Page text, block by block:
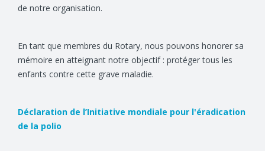
de notre organisation.
En tant que membres du Rotary, nous pouvons honorer sa
mémoire en atteignant notre objectif : protéger tous les
enfants contre cette grave maladie.
Déclaration de l’Initiative mondiale pour l'éradication
de la polio